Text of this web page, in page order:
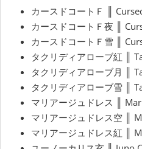
カースドコートＦ ║
カースドコートＦ夜 ║
カースドコートＦ雪 ║
タクリディアローブ紅 ║
タクリディアローブ月 ║
タクリディアローブ雪 ║
マリアージュドレス ║
マリアージュドレス空 ║
マリアージュドレス紅 ║